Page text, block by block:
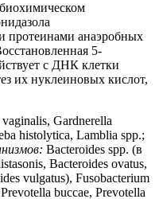
протеинами анаэробных
5-
с ДНК клетки
их нуклеиновых кислот,
Gardnerella
histolytica, Lamblia spp.;
Bacteroides spp. (в
Bacteroides ovatus,
vulgatus), Fusobacterium
buccae, Prevotella